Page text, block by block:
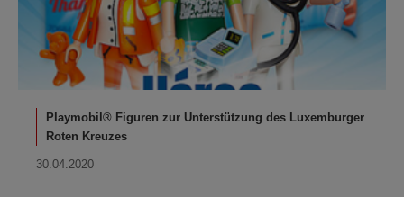
Playmobil® Figuren zur Unterstützung des Luxemburger
Roten Kreuzes
30.04.2020